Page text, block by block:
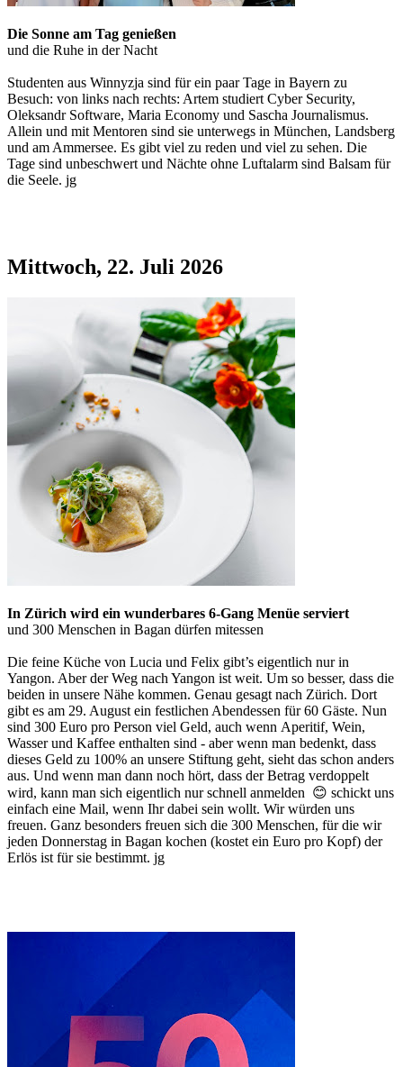
Die Sonne am Tag genießen
und die Ruhe in der Nacht
Studenten aus Winnyzja sind für ein paar Tage in Bayern zu
Besuch: von links nach rechts: Artem studiert Cyber Security,
Oleksandr Software, Maria Economy und Sascha Journalismus.
Allein und mit Mentoren sind sie unterwegs in München, Landsberg
und am Ammersee. Es gibt viel zu reden und viel zu sehen. Die
Tage sind unbeschwert und Nächte ohne Luftalarm sind Balsam für
die Seele. jg
Mittwoch, 22. Juli 2026
In Zürich wird ein wunderbares 6-Gang Menüe serviert
und 300 Menschen in Bagan dürfen mitessen
Die feine Küche von Lucia und Felix gibt’s eigentlich nur in
Yangon. Aber der Weg nach Yangon ist weit. Um so besser, dass die
beiden in unsere Nähe kommen. Genau gesagt nach Zürich. Dort
gibt es am 29. August ein festlichen Abendessen für 60 Gäste. Nun
sind 300 Euro pro Person viel Geld, auch wenn Aperitif, Wein,
Wasser und Kaffee enthalten sind - aber wenn man bedenkt, dass
dieses Geld zu 100% an unsere Stiftung geht, sieht das schon anders
aus. Und wenn man dann noch hört, dass der Betrag verdoppelt
wird, kann man sich eigentlich nur schnell anmelden 😊 schickt uns
einfach eine Mail, wenn Ihr dabei sein wollt. Wir würden uns
freuen. Ganz besonders freuen sich die 300 Menschen, für die wir
jeden Donnerstag in Bagan kochen (kostet ein Euro pro Kopf) der
Erlös ist für sie bestimmt. jg